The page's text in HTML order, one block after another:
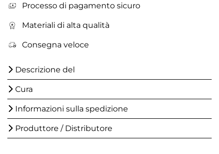
Processo di pagamento sicuro
Materiali di alta qualità
Consegna veloce
Descrizione del
Cura
Informazioni sulla spedizione
Produttore / Distributore